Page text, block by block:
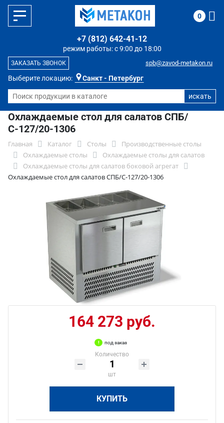
Выберите локацию: Санкт - Петербург
режим работы: с 9:00 до 18:00
+7 (812) 642-41-12
spb@zavod-metakon.ru
ЗАКАЗАТЬ ЗВОНОК
0
Охлаждаемые стол для салатов СПБ/
С-127/20-1306
Главная Каталог Столы
Производственные столы
Охлаждаемые столы
Охлаждаемые столы для салатов
Охлаждаемые столы для салатов боковой агрегат
Охлаждаемые стол для салатов СПБ/С-127/20-1306
164 273 руб.
под заказ
Количество
шт
КУПИТЬ